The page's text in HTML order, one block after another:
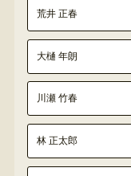
荒井 正春
大樋 年朗
川瀬 竹春
林 正太郎